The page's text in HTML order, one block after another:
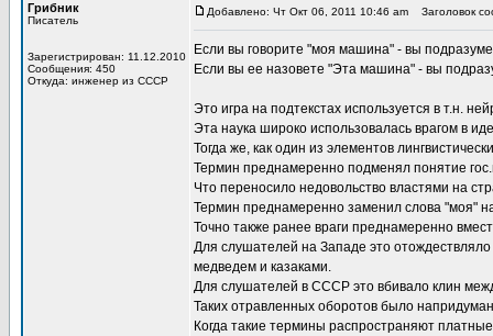
Грибник
Писатель
Зарегистрирован: 11.12.2010
Сообщения: 450
Откуда: инженер из СССР
Добавлено: Чт Окт 06, 2011 10:46 am Заголовок
Если вы говорите "моя машина" - вы
Если вы ее назовете "Эта машина" - вы
Это игра на подтекстах используется в т.н.
Эта наука широко использовалась врагом в
Тогда же, как один из элементов
Термин преднамеренно подменял понятие
Что переносило недовольство властями на
Термин преднамеренно заменил слова "моя"
Точно также ранее враги преднамеренно
Для слушателей на Западе это
медведем и казаками.
Для слушателей в СССР это вбивало клин
Таких отравленных оборотов было
Когда такие термины распространяют